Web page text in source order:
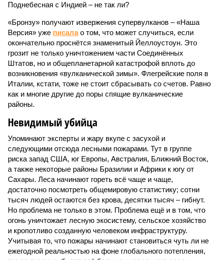
Поднебесная с Индией – не так ли?
«Бронзу» получают извержения супервулканов – «Наша
Версия» уже писалао том, что может случиться, если
окончательно проснётся знаменитый Йеллоустоун. Это
грозит не только уничтожением части Соединённых
Штатов, но и общепланетарной катастрофой вплоть до
возникновения «вулканической зимы». Флегрейские поля в
Италии, кстати, тоже не стоит сбрасывать со счетов. Равно
как и многие другие до поры спящие вулканические
районы.
Невидимый убийца
Упоминают эксперты и жару вкупе с засухой и
следующими отсюда лесными пожарами. Тут в группе
риска запад США, юг Европы, Австралия, Ближний Восток,
а также некоторые районы Бразилии и Африки к югу от
Сахары. Леса начинают гореть всё чаще и чаще,
достаточно посмотреть общемировую статистику; сотни
тысяч людей остаются без крова, десятки тысяч – гибнут.
Но проблема не только в этом. Проблема ещё и в том, что
огонь уничтожает лесную экосистему, сельское хозяйство
и кропотливо созданную человеком инфраструктуру.
Учитывая то, что пожары начинают становиться чуть ли не
ежегодной реальностью на фоне глобального потепления,